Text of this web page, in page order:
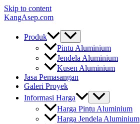
Skip to content
KangAsep.com
Produk
Pintu Aluminium
Jendela Aluminium
Kusen Aluminium
Jasa Pemasangan
Galeri Proyek
Informasi Harga
Harga Pintu Aluminium
Harga Jendela Aluminium